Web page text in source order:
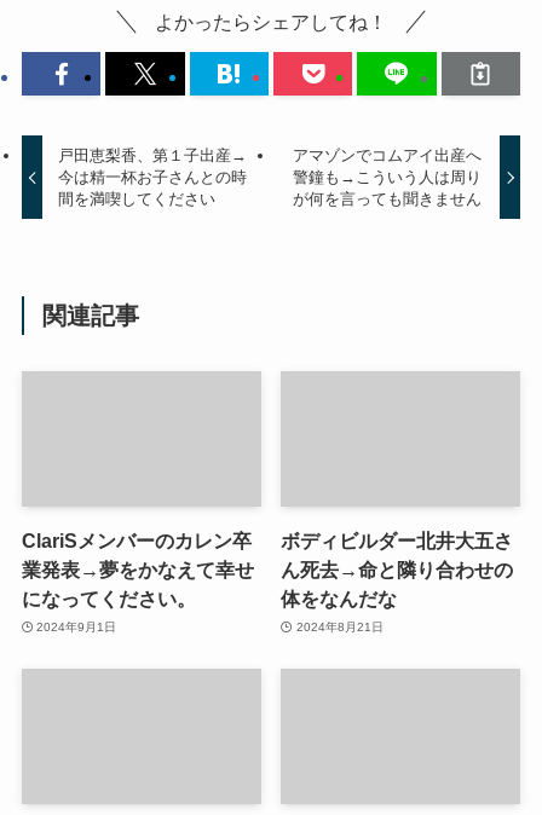
よかったらシェアしてね！
戸田恵梨香、第１子出産→
今は精一杯お子さんとの時
間を満喫してください
アマゾンでコムアイ出産へ
警鐘も→こういう人は周り
が何を言っても聞きません
関連記事
ClariSメンバーのカレン卒
業発表→夢をかなえて幸せ
になってください。
2024年9月1日
ボディビルダー北井大五さ
ん死去→命と隣り合わせの
体をなんだな
2024年8月21日